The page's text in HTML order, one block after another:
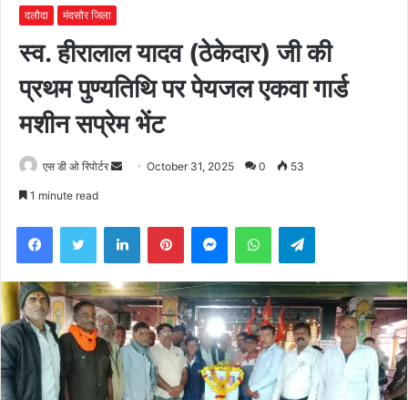
दलौदा मंदसौर जिला
स्व. हीरालाल यादव (ठेकेदार) जी की
प्रथम पुण्यतिथि पर पेयजल एकवा गार्ड
मशीन सप्रेम भेंट
एस डी ओ रिपोर्टर
SendOctober 31, 2025 0 53
1 minute read
FacebookTwitter LinkedInPinterestMessengerWhatsAppTelegram